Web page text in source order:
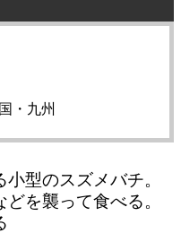
・九州
型のスズメバチ。
を襲って食べる。